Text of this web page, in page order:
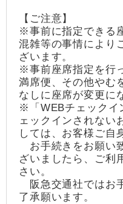
【ご注意】
※事前に指定できる
混雑等の事情により
ざいます。
※事前座席指定を行
満席便、その他やむ
なしに座席が変更に
※「WEBチェックイ
ェックインされない
しては、お客様ご自
お手続きをお願い
ざいましたら、ご利
さい。
阪急交通社ではお
了承願います。